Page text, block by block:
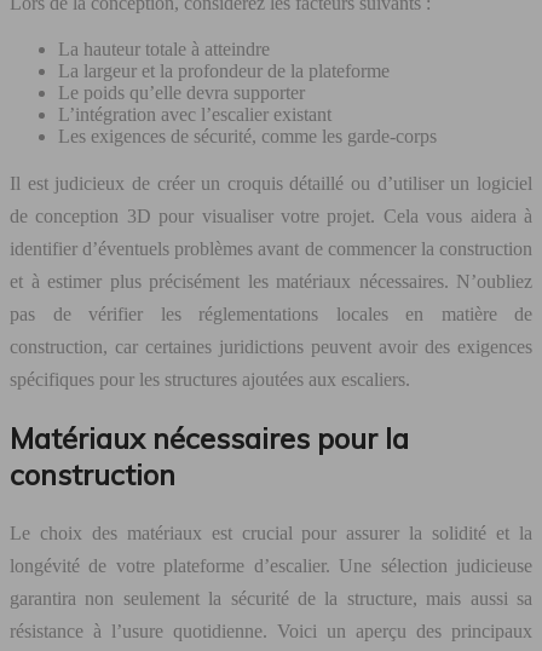
La hauteur totale à atteindre
La largeur et la profondeur de la plateforme
Le poids qu’elle devra supporter
L’intégration avec l’escalier existant
Les exigences de sécurité, comme les garde-corps
Il est judicieux de créer un croquis détaillé ou d’utiliser un logiciel
de conception 3D pour visualiser votre projet. Cela vous aidera à
identifier d’éventuels problèmes avant de commencer la construction
et à estimer plus précisément les matériaux nécessaires. N’oubliez
pas de vérifier les réglementations locales en matière de
construction, car certaines juridictions peuvent avoir des exigences
spécifiques pour les structures ajoutées aux escaliers.
Matériaux nécessaires pour la
construction
Le choix des matériaux est crucial pour assurer la solidité et la
longévité de votre plateforme d’escalier. Une sélection judicieuse
garantira non seulement la sécurité de la structure, mais aussi sa
résistance à l’usure quotidienne. Voici un aperçu des principaux